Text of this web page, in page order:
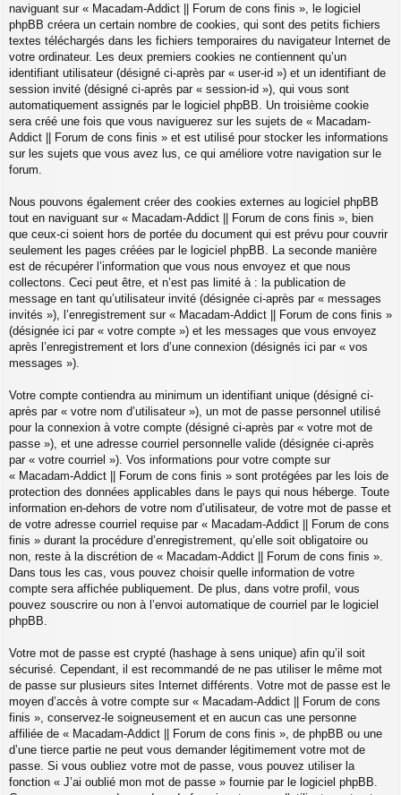
naviguant sur « Macadam-Addict || Forum de cons finis », le logiciel
phpBB créera un certain nombre de cookies, qui sont des petits fichiers
textes téléchargés dans les fichiers temporaires du navigateur Internet de
votre ordinateur. Les deux premiers cookies ne contiennent qu’un
identifiant utilisateur (désigné ci-après par « user-id ») et un identifiant de
session invité (désigné ci-après par « session-id »), qui vous sont
automatiquement assignés par le logiciel phpBB. Un troisième cookie
sera créé une fois que vous naviguerez sur les sujets de « Macadam-
Addict || Forum de cons finis » et est utilisé pour stocker les informations
sur les sujets que vous avez lus, ce qui améliore votre navigation sur le
forum.
Nous pouvons également créer des cookies externes au logiciel phpBB
tout en naviguant sur « Macadam-Addict || Forum de cons finis », bien
que ceux-ci soient hors de portée du document qui est prévu pour couvrir
seulement les pages créées par le logiciel phpBB. La seconde manière
est de récupérer l’information que vous nous envoyez et que nous
collectons. Ceci peut être, et n’est pas limité à : la publication de
message en tant qu’utilisateur invité (désignée ci-après par « messages
invités »), l’enregistrement sur « Macadam-Addict || Forum de cons finis »
(désignée ici par « votre compte ») et les messages que vous envoyez
après l’enregistrement et lors d’une connexion (désignés ici par « vos
messages »).
Votre compte contiendra au minimum un identifiant unique (désigné ci-
après par « votre nom d’utilisateur »), un mot de passe personnel utilisé
pour la connexion à votre compte (désigné ci-après par « votre mot de
passe »), et une adresse courriel personnelle valide (désignée ci-après
par « votre courriel »). Vos informations pour votre compte sur
« Macadam-Addict || Forum de cons finis » sont protégées par les lois de
protection des données applicables dans le pays qui nous héberge. Toute
information en-dehors de votre nom d’utilisateur, de votre mot de passe et
de votre adresse courriel requise par « Macadam-Addict || Forum de cons
finis » durant la procédure d’enregistrement, qu’elle soit obligatoire ou
non, reste à la discrétion de « Macadam-Addict || Forum de cons finis ».
Dans tous les cas, vous pouvez choisir quelle information de votre
compte sera affichée publiquement. De plus, dans votre profil, vous
pouvez souscrire ou non à l’envoi automatique de courriel par le logiciel
phpBB.
Votre mot de passe est crypté (hashage à sens unique) afin qu’il soit
sécurisé. Cependant, il est recommandé de ne pas utiliser le même mot
de passe sur plusieurs sites Internet différents. Votre mot de passe est le
moyen d’accès à votre compte sur « Macadam-Addict || Forum de cons
finis », conservez-le soigneusement et en aucun cas une personne
affiliée de « Macadam-Addict || Forum de cons finis », de phpBB ou une
d’une tierce partie ne peut vous demander légitimement votre mot de
passe. Si vous oubliez votre mot de passe, vous pouvez utiliser la
fonction « J’ai oublié mon mot de passe » fournie par le logiciel phpBB.